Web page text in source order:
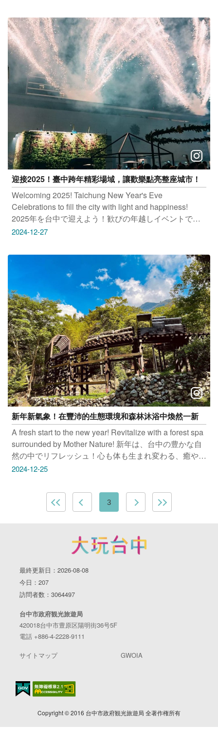
낙우송 명소 대공개 ​ 新都生態公園 地址：臺中市北屯區
祥順路二段 麗寶落羽松大道 地址：臺中市后里區月眉南
路 泰安落羽松秘境 地址：臺中市后里區安眉路5號 ​ 太平
苗圃落羽松 地址：臺中市太平區山田路大湖巷17號 ​ 感謝
IG網友 @the894142 、 @aolohan.h 、@lgu1238520 、
@lucky296no1 授權提供美照 ​ 只要Tag@taichungtravels
就有機會讓你的美照在大玩台中FB、IG、微博及臺中觀
光旅遊網上曝光喔！ ​ #taichungtravels #travel #scenery
#Landscape #taiwan #taichung #discovertaichung #여
행 #풍경 #観光 #旅行 #風景 #台中 #大玩台中 #台中景點
#打卡景點 #台中風景 #台中旅遊
迎接2025！臺中跨年精彩場域，讓歡樂點亮整座城市！
Welcoming 2025! Taichung New Year's Eve
Celebrations to fill the city with light and happiness!
2025年を台中で迎えよう！歓びの年越しイベントで街
中が盛り上がる！ 2025 환영! 전체 도시를 환하게 밝히는
番接唱，帶來臺中限定的精彩表演 麗寶樂園 全台最大的
「天空之夢」摩天輪動畫秀及高密度璀璨煙火秀 老虎城
購物中心 在人群中一起熱鬧倒數，高空酒吧近距離觀賞
跨年煙火秀 梨山谷關 兩地雙主場跨年，迎接日出並以全
臺最高海拔升旗典禮迎接元旦。 感謝IG網友
@btsjiminxitw 、 qoo_kevin 、 @frank_taichung 授權提
供美照 只要Tag@taichungtravels 就有機會讓你的美照在
大玩台中FB、IG、微博及臺中觀光旅遊網上曝光喔！
#taichungtravels #travel #scenery #Landscape #taiwan
#taichung #discovertaichung #여행 #풍경 #観光 #旅行 #
風景 #台中 #大玩台中 #台中景點 #打卡景點 #台中風景 #
台中旅遊 #麗寶樂園 #老虎城 #梨山跨年 #谷關跨年 #台
中中央公園 #台中跨年
2024-12-27
新年新氣象！在豐沛的生態環境和森林沐浴中煥然一新
A fresh start to the new year! Revitalize with a forest spa
surrounded by Mother Nature! 新年は、台中の豊かな自
然の中でリフレッシュ！心も体も生まれ変わる、癒やし
の旅へ。 새해 새로운 기상! 풍부한 생태환경에서 삼림욕
區 地址：臺中市和平區東關路一段200之8號 大雪山國家
森林遊樂區 地址：臺中市和平區雪山路18號 武陵國家森
林遊樂區 地址：臺中市和平區武陵路3號 參山國家風景
峰區中正路738號 只要Tag@taichungtravels 就有機會讓
你的美照在大玩台中FB、IG、微博及臺中觀光旅遊網上
#taiwan #taichung #discovertaichung #여행 #풍경 #観光
#旅行 #風景 #台中 #大玩台中 #台中景點 #打卡景點 #台
中風景 #台中旅遊 #八仙山國家森林遊樂區 #大雪山國家
山風景區
2024-12-25
3
最終更新日：2026-08-08
今日：207
訪問者数：3064497
台中市政府観光旅遊局
420018台中市豊原区陽明街36号5F
電話 +886-4-2228-9111
サイトマップ GWOIA
Copyright © 2016 台中市政府観光旅遊局 全著作権所有